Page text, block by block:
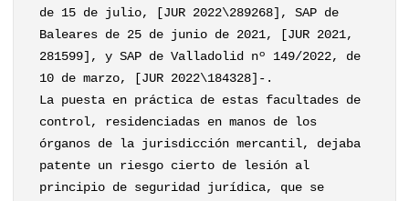
de 15 de julio, [JUR 2022\289268], SAP de
Baleares de 25 de junio de 2021, [JUR 2021,
281599], y SAP de Valladolid nº 149/2022, de
10 de marzo, [JUR 2022\184328]-.
La puesta en práctica de estas facultades de
control, residenciadas en manos de los
órganos de la jurisdicción mercantil, dejaba
patente un riesgo cierto de lesión al
principio de seguridad jurídica, que se